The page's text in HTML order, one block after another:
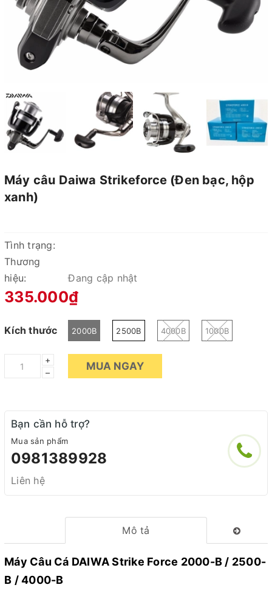
Máy câu Daiwa Strikeforce (Đen bạc, hộp
xanh)
Tình trạng:
Thương
hiệu:
Đang cập nhật
335.000₫
Kích thước 2000B 2500B 4000B 1000B
+
–
MUA NGAY
Bạn cần hỗ trợ?
Mua sản phẩm
0981389928
Liên hệ
Mô tả
Máy Câu Cá DAIWA Strike Force 2000-B / 2500-
B / 4000-B